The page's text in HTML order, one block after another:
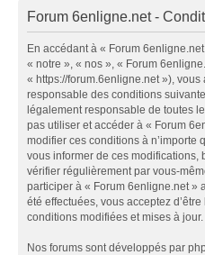
Forum 6enligne.net -
En accédant à « Forum
« notre », « nos », « Forum
« https://forum.6enligne.net »), vous
responsable des conditions
légalement responsable de toutes
pas utiliser et accéder à « Forum
modifier ces conditions à n’importe
vous informer de ces
vérifier régulièrement par vous-
participer à « Forum 6enligne.net »
été effectuées, vous acceptez
conditions modifiées et mises à jour.
Nos forums sont développés par